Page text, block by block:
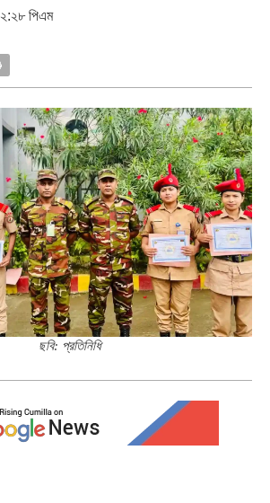
২:২৮ পিএম
ছবি: প্রতিনিধি